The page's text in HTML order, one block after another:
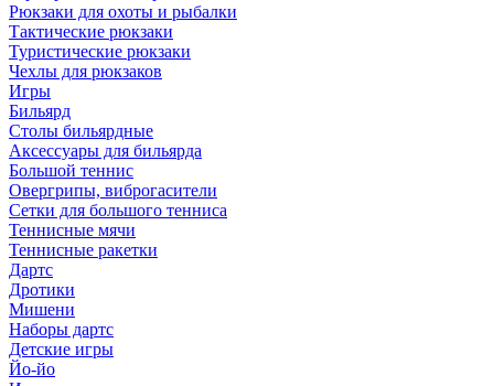
Рюкзаки для охоты и рыбалки
Тактические рюкзаки
Туристические рюкзаки
Чехлы для рюкзаков
Игры
Бильярд
Столы бильярдные
Аксессуары для бильярда
Большой теннис
Овергрипы, виброгасители
Сетки для большого тенниса
Теннисные мячи
Теннисные ракетки
Дартс
Дротики
Мишени
Наборы дартс
Детские игры
Йо-йо